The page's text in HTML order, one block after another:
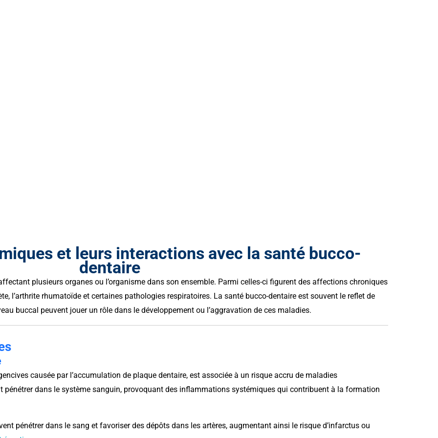
et leurs interactions avec la santé bucco-
dentaire
plusieurs organes ou l’organisme dans son ensemble. Parmi celles-ci figurent des affections chroniques
l’arthrite rhumatoïde et certaines pathologies respiratoires. La santé bucco-dentaire est souvent le reflet de
buccal peuvent jouer un rôle dans le développement ou l’aggravation de ces maladies.
causée par l’accumulation de plaque dentaire, est associée à un risque accru de maladies
pénétrer dans le système sanguin, provoquant des inflammations systémiques qui contribuent à la formation
pénétrer dans le sang et favoriser des dépôts dans les artères, augmentant ainsi le risque d’infarctus ou